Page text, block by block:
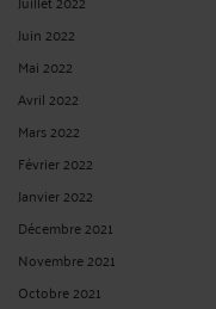
Juin 2022
Mai 2022
Avril 2022
Mars 2022
Février 2022
Janvier 2022
Décembre 2021
Novembre 2021
Octobre 2021